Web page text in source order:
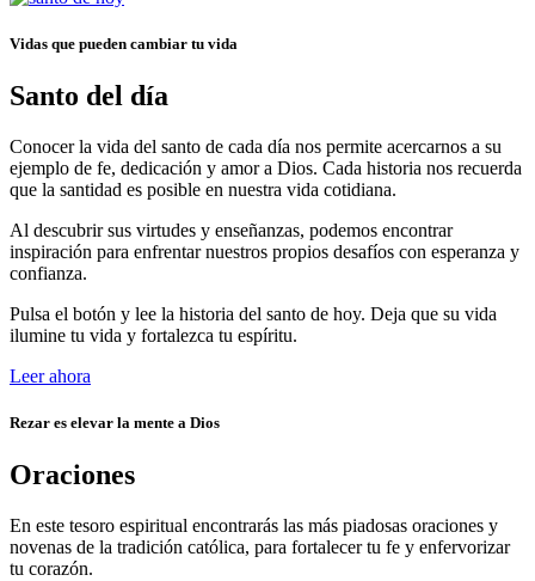
Vidas que pueden cambiar tu vida
Santo del día
Conocer la vida del santo de cada día nos permite acercarnos a su
ejemplo de fe, dedicación y amor a Dios. Cada historia nos recuerda
que la santidad es posible en nuestra vida cotidiana.
Al descubrir sus virtudes y enseñanzas, podemos encontrar
inspiración para enfrentar nuestros propios desafíos con esperanza y
confianza.
Pulsa el botón y lee la historia del santo de hoy. Deja que su vida
ilumine tu vida y fortalezca tu espíritu.
Leer ahora
Rezar es elevar la mente a Dios
Oraciones
En este tesoro espiritual encontrarás las más piadosas oraciones y
novenas de la tradición católica, para fortalecer tu fe y enfervorizar
tu corazón.